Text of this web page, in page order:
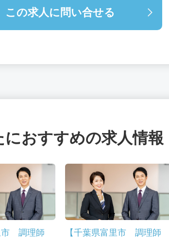
この求人に問い合せる
におすすめの求人情報
市 調理師
【千葉県富里市 調理